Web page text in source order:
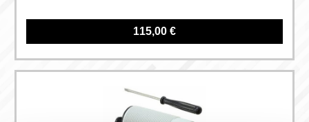
115,00 €